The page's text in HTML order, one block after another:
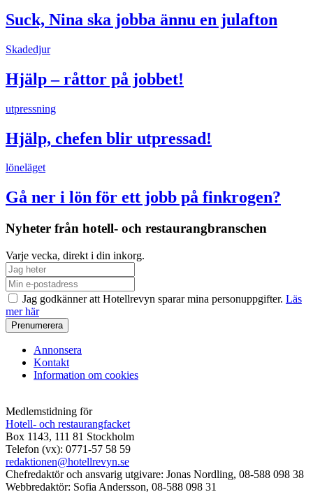
Suck, Nina ska jobba ännu en julafton
Skadedjur
Hjälp – råttor på jobbet!
utpressning
Hjälp, chefen blir utpressad!
löneläget
Gå ner i lön för ett jobb på finkrogen?
Nyheter från hotell- och restaurangbranschen
Varje vecka, direkt i din inkorg.
Jag godkänner att Hotellrevyn sparar mina personuppgifter. Läs
mer här
Annonsera
Kontakt
Information om cookies
Medlemstidning för
Hotell- och restaurangfacket
Box 1143, 111 81 Stockholm
Telefon (vx): 0771-57 58 59
redaktionen@hotellrevyn.se
Chefredaktör och ansvarig utgivare: Jonas Nordling, 08-588 098 38
Webbredaktör: Sofia Andersson, 08-588 098 31